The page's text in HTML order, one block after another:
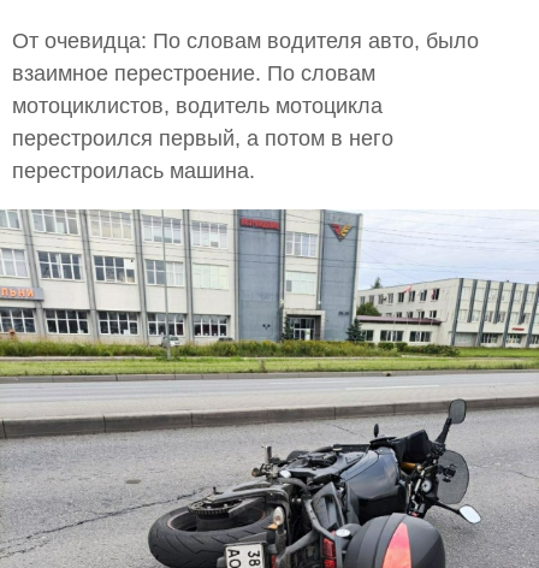
От очевидца: По словам водителя авто, было
взаимное перестроение. По словам
мотоциклистов, водитель мотоцикла
перестроился первый, а потом в него
перестроилась машина.